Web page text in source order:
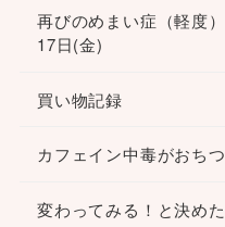
再びのめまい症（軽度
17日(金)
買い物記録
カフェイン中毒がおち
変わってみる！と決めた